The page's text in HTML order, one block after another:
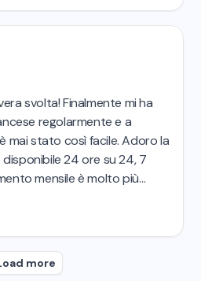
e i report di feedback
di spagnolo e i miei
progressi! Direi che Langua
(e 3 volte più divertente)
vivamente!
svolta! Finalmente mi ha
regolarmente e a
mai stato così facile. Adoro la
24 ore su 24, 7
mensile è molto più
private. Avevo già provato
linguistico basate sull'IA,
a Langua. Sono davvero
vivamente! Fantastica! 😊
more